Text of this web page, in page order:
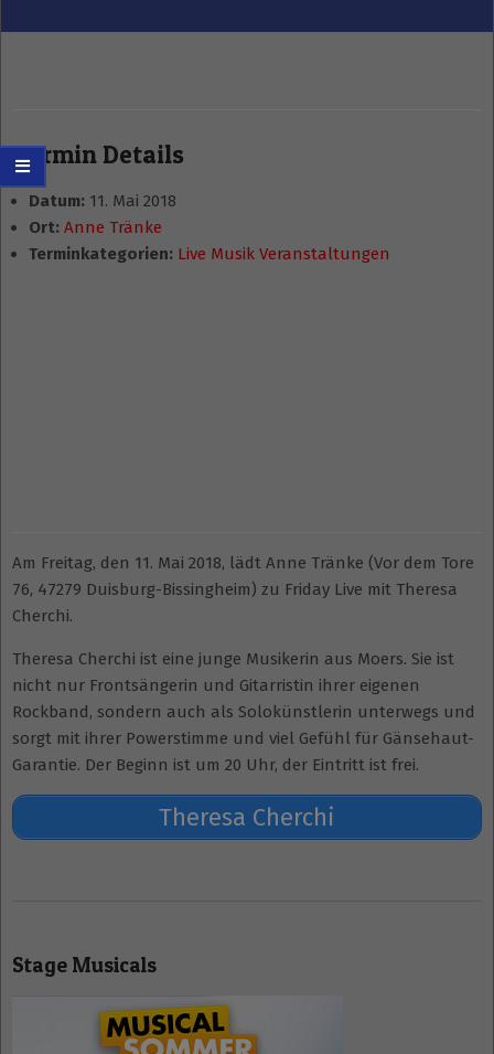
Termin Details
Datum: 11. Mai 2018
Ort: Anne Tränke
Terminkategorien: Live Musik Veranstaltungen
Am Freitag, den 11. Mai 2018, lädt Anne Tränke (Vor dem Tore
76, 47279 Duisburg-Bissingheim) zu Friday Live mit Theresa
Cherchi.
Theresa Cherchi ist eine junge Musikerin aus Moers. Sie ist
nicht nur Frontsängerin und Gitarristin ihrer eigenen
Rockband, sondern auch als Solokünstlerin unterwegs und
sorgt mit ihrer Powerstimme und viel Gefühl für Gänsehaut-
Garantie. Der Beginn ist um 20 Uhr, der Eintritt ist frei.
Theresa Cherchi
05
Stage Musicals